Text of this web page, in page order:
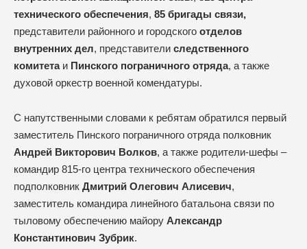
технического обеспечения, 85 бригады связи,
представители районного и городского отделов
внутренних дел, представители следственного
комитетаи Пинского пограничного отряда, а также
духовой оркестр военной комендатуры.
С напутственными словами к ребятам обратился первый
заместитель Пинского пограничного отряда полковник
Андрей Викторович Волков, а также родители-шефы –
командир 815-го центра технического обеспечения
подполковник Дмитрий Олегович Алисевич,
заместитель командира линейного батальона связи по
тыловому обеспечению майору Александр
Константинович Зубрик.